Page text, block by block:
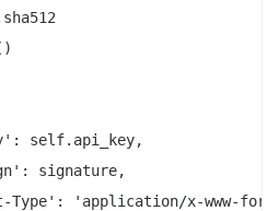
self.api_key,
signature,
Type': 'application/x-www-